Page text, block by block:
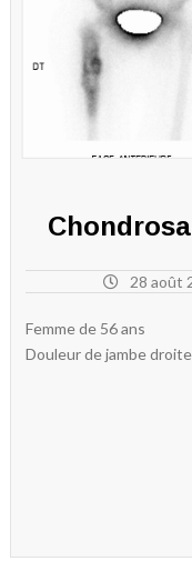
28 août
Femme de 56 ans
Douleur de jambe droite